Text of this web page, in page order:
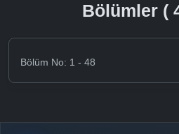
Bölümler (
Bölüm No: 1 - 48